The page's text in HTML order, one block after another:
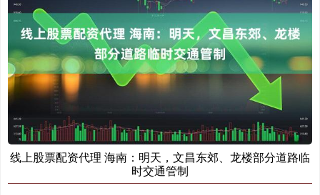
线上股票配资代理 海南：明天，文昌东郊、龙楼部分道路临
时交通管制